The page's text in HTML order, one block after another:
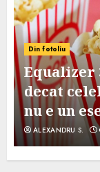
Din fotoliu
Equalizer
decat
nu e un
ALEXANDRU S.